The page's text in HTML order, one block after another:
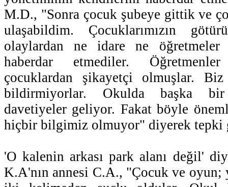
M.D., "Sonra çocuk şubeye gittik ve
ulaşabildim. Çocuklarımızın
olaylardan ne idare ne
haberdar etmediler.
çocuklardan şikayetçi olmuşlar.
bildirmiyorlar. Okulda başka
davetiyeler geliyor. Fakat böyle
hiçbir bilgimiz olmuyor" diyerek tepki
'O kalenin arkası park alanı değil'
K.A'nın annesi C.A., "Çocuk ve oyun;